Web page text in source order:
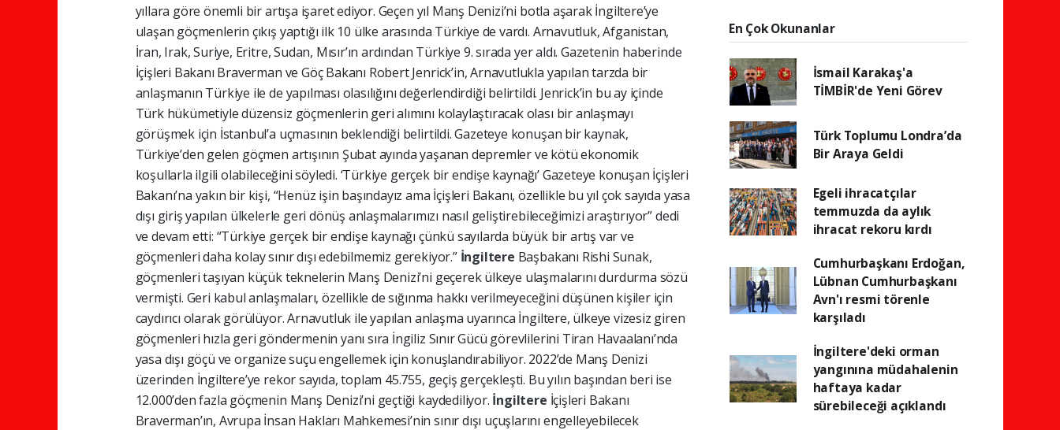
yıllara göre önemli bir artışa işaret ediyor. Geçen yıl Manş Denizi’ni botla aşarak İngiltere’ye
ulaşan göçmenlerin çıkış yaptığı ilk 10 ülke arasında Türkiye de vardı. Arnavutluk, Afganistan,
İran, Irak, Suriye, Eritre, Sudan, Mısır’ın ardından Türkiye 9. sırada yer aldı. Gazetenin haberinde
İçişleri Bakanı Braverman ve Göç Bakanı Robert Jenrick’in, Arnavutlukla yapılan tarzda bir
anlaşmanın Türkiye ile de yapılması olasılığını değerlendirdiği belirtildi. Jenrick’in bu ay içinde
Türk hükümetiyle düzensiz göçmenlerin geri alımını kolaylaştıracak olası bir anlaşmayı
görüşmek için İstanbul’a uçmasının beklendiği belirtildi. Gazeteye konuşan bir kaynak,
Türkiye’den gelen göçmen artışının Şubat ayında yaşanan depremler ve kötü ekonomik
koşullarla ilgili olabileceğini söyledi. ‘Türkiye gerçek bir endişe kaynağı’ Gazeteye konuşan İçişleri
Bakanı’na yakın bir kişi, “Henüz işin başındayız ama İçişleri Bakanı, özellikle bu yıl çok sayıda yasa
dışı giriş yapılan ülkelerle geri dönüş anlaşmalarımızı nasıl geliştirebileceğimizi araştırıyor” dedi
ve devam etti: “Türkiye gerçek bir endişe kaynağı çünkü sayılarda büyük bir artış var ve
göçmenleri daha kolay sınır dışı edebilmemiz gerekiyor.” İngiltere Başbakanı Rishi Sunak,
göçmenleri taşıyan küçük teknelerin Manş Denizi’ni geçerek ülkeye ulaşmalarını durdurma sözü
vermişti. Geri kabul anlaşmaları, özellikle de sığınma hakkı verilmeyeceğini düşünen kişiler için
caydırıcı olarak görülüyor. Arnavutluk ile yapılan anlaşma uyarınca İngiltere, ülkeye vizesiz giren
göçmenleri hızla geri göndermenin yanı sıra İngiliz Sınır Gücü görevlilerini Tiran Havaalanı’nda
yasa dışı göçü ve organize suçu engellemek için konuşlandırabiliyor. 2022’de Manş Denizi
üzerinden İngiltere’ye rekor sayıda, toplam 45.755, geçiş gerçekleşti. Bu yılın başından beri ise
12.000’den fazla göçmenin Manş Denizi’ni geçtiği kaydediliyor. İngiltere İçişleri Bakanı
Braverman’ın, Avrupa İnsan Hakları Mahkemesi’nin sınır dışı uçuşlarını engelleyebilecek
En Çok Okunanlar
İsmail Karakaş'a
TİMBİR'de Yeni Görev
Türk Toplumu Londra’da
Bir Araya Geldi
Egeli ihracatçılar
temmuzda da aylık
ihracat rekoru kırdı
Cumhurbaşkanı Erdoğan,
Lübnan Cumhurbaşkanı
Avn'ı resmi törenle
karşıladı
İngiltere'deki orman
yangınına müdahalenin
haftaya kadar
sürebileceği açıklandı